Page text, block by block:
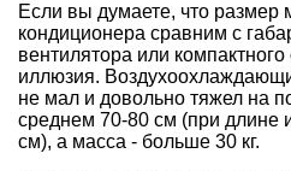
Если вы думаете, что размер
кондиционера сравним с
вентилятора или компактного
иллюзия.
не мал и довольно тяжел на
среднем 70-80 см (при длине
см), а масса - больше 30 кг.